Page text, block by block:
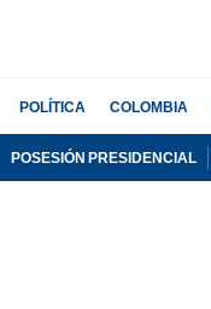
POLÍTICA COLOMBIA
POSESIÓN PRESIDENCIAL